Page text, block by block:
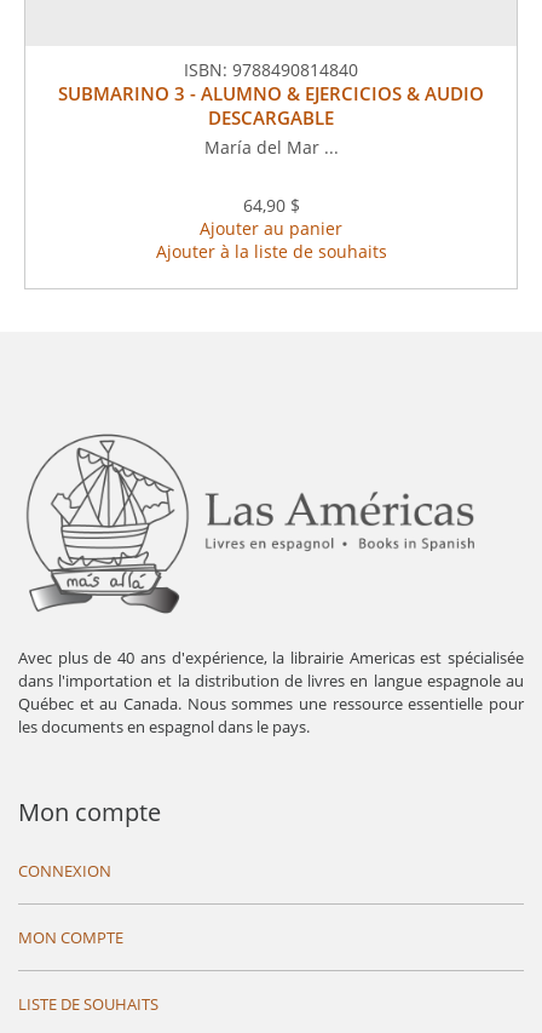
ISBN: 9788490814840
SUBMARINO 3 - ALUMNO & EJERCICIOS & AUDIO
DESCARGABLE
María del Mar ...
64,90 $
Ajouter au panier
Ajouter à la liste de souhaits
Avec plus de 40 ans d'expérience, la librairie Americas est spécialisée
dans l'importation et la distribution de livres en langue espagnole au
Québec et au Canada. Nous sommes une ressource essentielle pour
les documents en espagnol dans le pays.
Mon compte
CONNEXION
MON COMPTE
LISTE DE SOUHAITS